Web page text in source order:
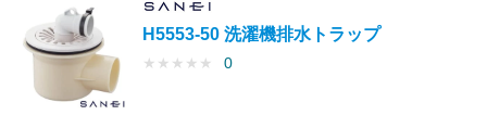
H5553-50 洗濯機排水トラップ
★ ★ ★ ★ ★ 0